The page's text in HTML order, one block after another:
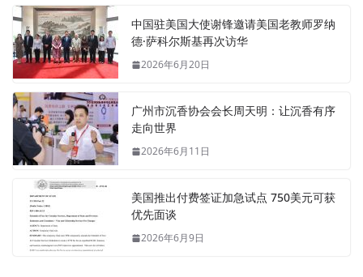
中国驻美国大使谢锋邀请美国老教师罗纳
德·萨科尔斯基再次访华
2026年6月20日
广州市沉香协会会长周天明：让沉香有序
走向世界
2026年6月11日
美国推出付费签证加急试点 750美元可获
优先面谈
2026年6月9日